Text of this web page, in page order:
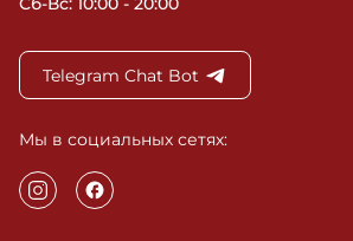
Telegram Chat Bot
Мы в социальных сетях: